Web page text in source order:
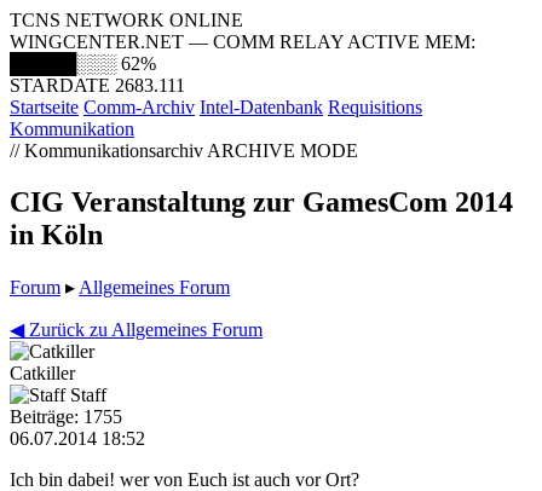
TCNS NETWORK ONLINE
WINGCENTER.NET — COMM RELAY ACTIVE MEM:
█████░░░ 62%
STARDATE 2683.111
Startseite Comm-Archiv Intel-Datenbank Requisitions
Kommunikation
// Kommunikationsarchiv ARCHIVE MODE
CIG Veranstaltung zur GamesCom 2014
in Köln
Forum ▸ Allgemeines Forum
◀ Zurück zu Allgemeines Forum
Catkiller
Staff
Beiträge: 1755
06.07.2014 18:52
Ich bin dabei! wer von Euch ist auch vor Ort?